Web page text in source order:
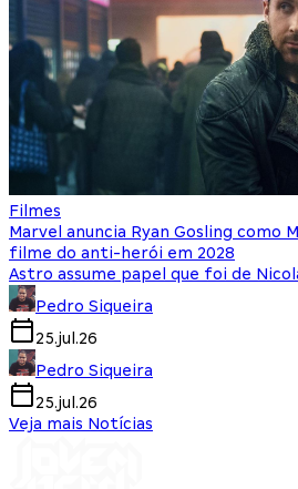
Filmes
Marvel anuncia Ryan Gosling como
filme do anti-herói em 2028
Astro assume papel que foi de
Pedro Siqueira
25.jul.26
Pedro Siqueira
25.jul.26
Veja mais Notícias